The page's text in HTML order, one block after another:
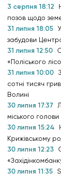
3 серпня 18:12
позов щодо
31 липня 18:05
забудови
31 липня 12:50
«Поліського
31 липня 10:00
сотні тисяч
Волині
30 липня 17:37
міського голови
30 липня 15:24
Крижівському
30 липня 12:23
30 липня 11:35